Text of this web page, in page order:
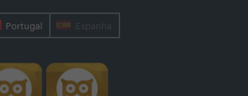
Portugal Espanha